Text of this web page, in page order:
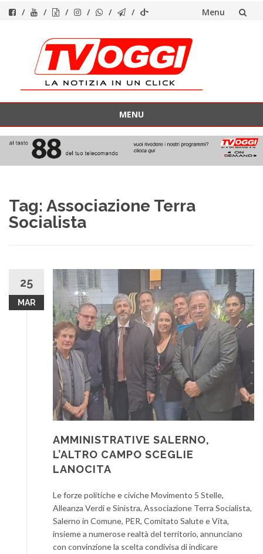
Menu
contenuto
MENU
contenuto
Tag: Associazione Terra
Socialista
25
MAR
AMMINISTRATIVE SALERNO,
L’ALTRO CAMPO SCEGLIE
LANOCITA
Le forze politiche e civiche Movimento 5 Stelle,
Alleanza Verdi e Sinistra, Associazione Terra Socialista,
Salerno in Comune, PER, Comitato Salute e Vita,
insieme a numerose realtà del territorio, annunciano
con convinzione la scelta condivisa di indicare